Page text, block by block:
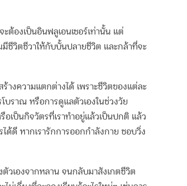
ต้องเป็นอินฟลูเอนเซอร์เท่านั้น แต่
ชีวิตชีวาให้กับบั้นปลายชีวิต และกล้าที่จะ
างความแตกต่างได้ เพราะชีวิตของแต่ละ
บราณ หรือการดูแลตัวเองในช่วงวัย
เป็นกิจวัตรที่เราทำอยู่แล้วเป็นปกติ แล้ว
ได้ดี หากเรารักการออกกำลังกาย ชอบวิ่ง
วเองจากหลาน จนกลับมาสังเกตชีวิต